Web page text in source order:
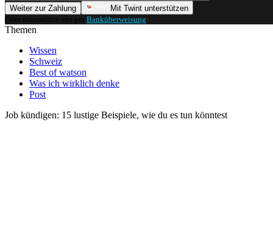
Weiter zur Zahlung
Mit Twint unterstützen
Oder unterstütze uns per Banküberweisung
Themen
Wissen
Schweiz
Best of watson
Was ich wirklich denke
Post
Job kündigen: 15 lustige Beispiele, wie du es tun könntest